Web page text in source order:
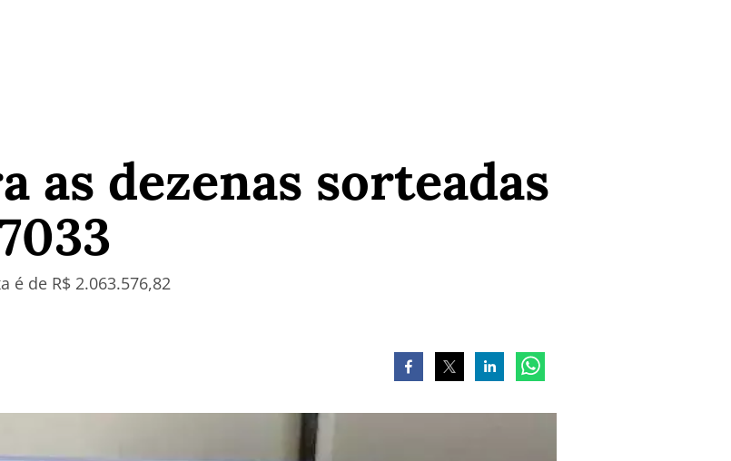
as dezenas sorteadas
é de R$ 2.063.576,82